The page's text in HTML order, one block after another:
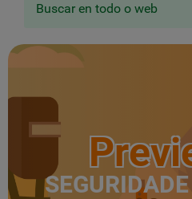
Buscar en todo o web